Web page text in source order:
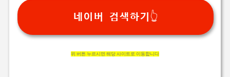
네이버 검색하기👆
위 버튼 누르시면 해당 사이트로 이동합니다